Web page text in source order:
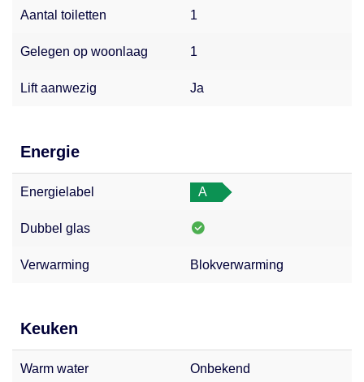
Aantal toiletten 1
Gelegen op woonlaag 1
Lift aanwezig Ja
Energie
Energielabel A
Dubbel glas
Verwarming Blokverwarming
Keuken
Warm water Onbekend